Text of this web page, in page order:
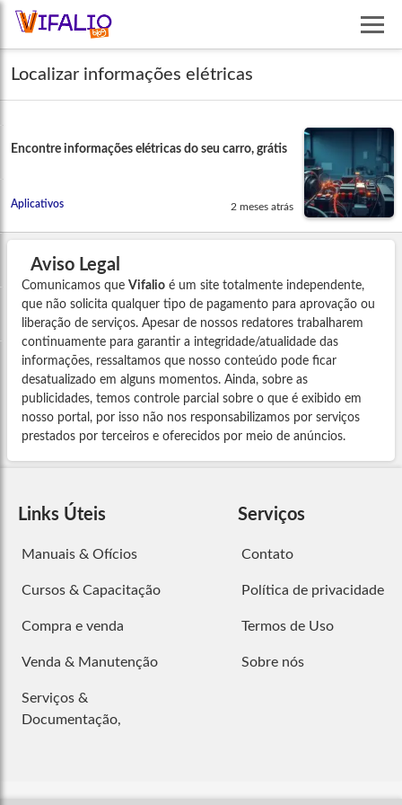
Localizar informações elétricas
Encontre informações elétricas do seu carro, grátis
Aplicativos 2 meses atrás
Aviso Legal
Comunicamos que Vifalio é um site totalmente independente,
que não solicita qualquer tipo de pagamento para aprovação ou
liberação de serviços. Apesar de nossos redatores trabalharem
continuamente para garantir a integridade/atualidade das
informações, ressaltamos que nosso conteúdo pode ficar
desatualizado em alguns momentos. Ainda, sobre as
publicidades, temos controle parcial sobre o que é exibido em
nosso portal, por isso não nos responsabilizamos por serviços
prestados por terceiros e oferecidos por meio de anúncios.
Links Úteis
Manuais & Ofícios
Cursos & Capacitação
Compra e venda
Venda & Manutenção
Serviços &
Documentação,
Serviços
Contato
Política de privacidade
Termos de Uso
Sobre nós